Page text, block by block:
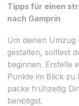
Tipps für einen
nach Gamprin
Um deinen Umzug
gestalten, solltest
beginnen. Erstelle
Punkte im Blick zu
packe frühzeitig
benötigst.